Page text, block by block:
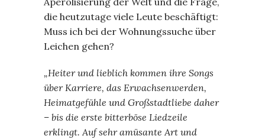
die heutzutage viele Leute beschäftigt:
Muss ich bei der Wohnungssuche über
Leichen gehen?
„Heiter und lieblich kommen ihre Songs
über Karriere, das Erwachsenwerden,
Heimatgefühle und Großstadtliebe daher
– bis die erste bitterböse Liedzeile
erklingt. Auf sehr amüsante Art und